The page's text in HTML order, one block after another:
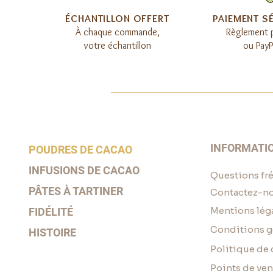
​ÉCHANTILLON OFFERT
À chaque commande,
votre échantillon
​PAIEMENT
Règlement
ou
POUDRES DE CACAO
INFUSIONS DE CACAO
PÂTES À TARTINER
FIDÉLITÉ
HISTOIRE
Questions
Contactez-
Mentions
Conditions
Politique de
Points de